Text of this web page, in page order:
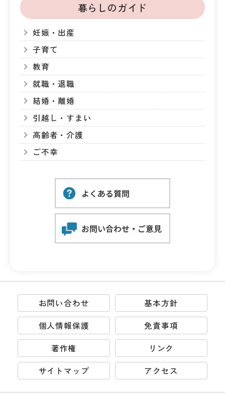
暮らしのガイド
妊娠・出産
子育て
教育
就職・退職
結婚・離婚
引越し・すまい
高齢者・介護
ご不幸
お問い合わせ
基本方針
個人情報保護
免責事項
著作権
リンク
サイトマップ
アクセス